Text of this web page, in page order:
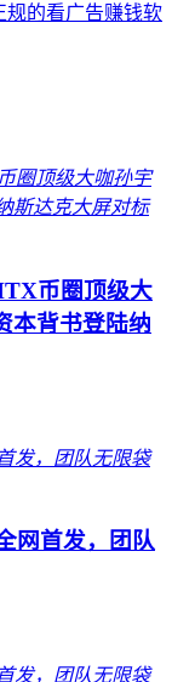
规的看广告赚钱软
币圈顶级大
本背书登陆纳
网首发，团队